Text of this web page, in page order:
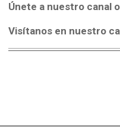
Únete a nuestro canal
Visítanos en nuestro